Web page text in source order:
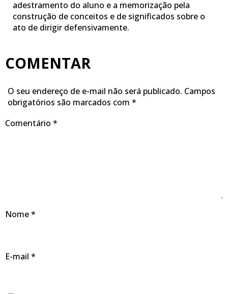
adestramento do aluno e a memorização pela
construção de conceitos e de significados sobre o
ato de dirigir defensivamente.
COMENTAR
O seu endereço de e-mail não será publicado. Campos
obrigatórios são marcados com *
Comentário *
Nome*
E-mail *